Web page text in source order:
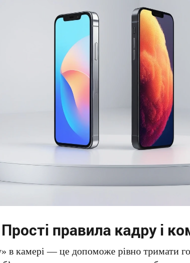
правила кадру і
в камері — це допоможе рівно тримати